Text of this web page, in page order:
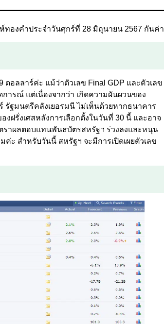
องคำประจำวันศุกร์ที่ 28 มิถุนายน 2567 กันค่า
อลลาร์ค่ะ แม้ว่าตัวเลข Final GDP และตัวเลข
ารณ์ แต่เนื่องจากว่า เกิดความผันผวนของ
รัฐมนตรีคลังเยอรมนี ไม่เห็นด้วยหากธนาคาร
ฝรั่งเศสหลังการเลือกตั้งในวันที่ 30 นี้ และอาจ
ราผลตอบแทนพันธบัตรสหรัฐฯ ร่วงลงและหนุน
ะ สำหรับวันนี้ สหรัฐฯ จะมีการเปิดเผยตัวเลข